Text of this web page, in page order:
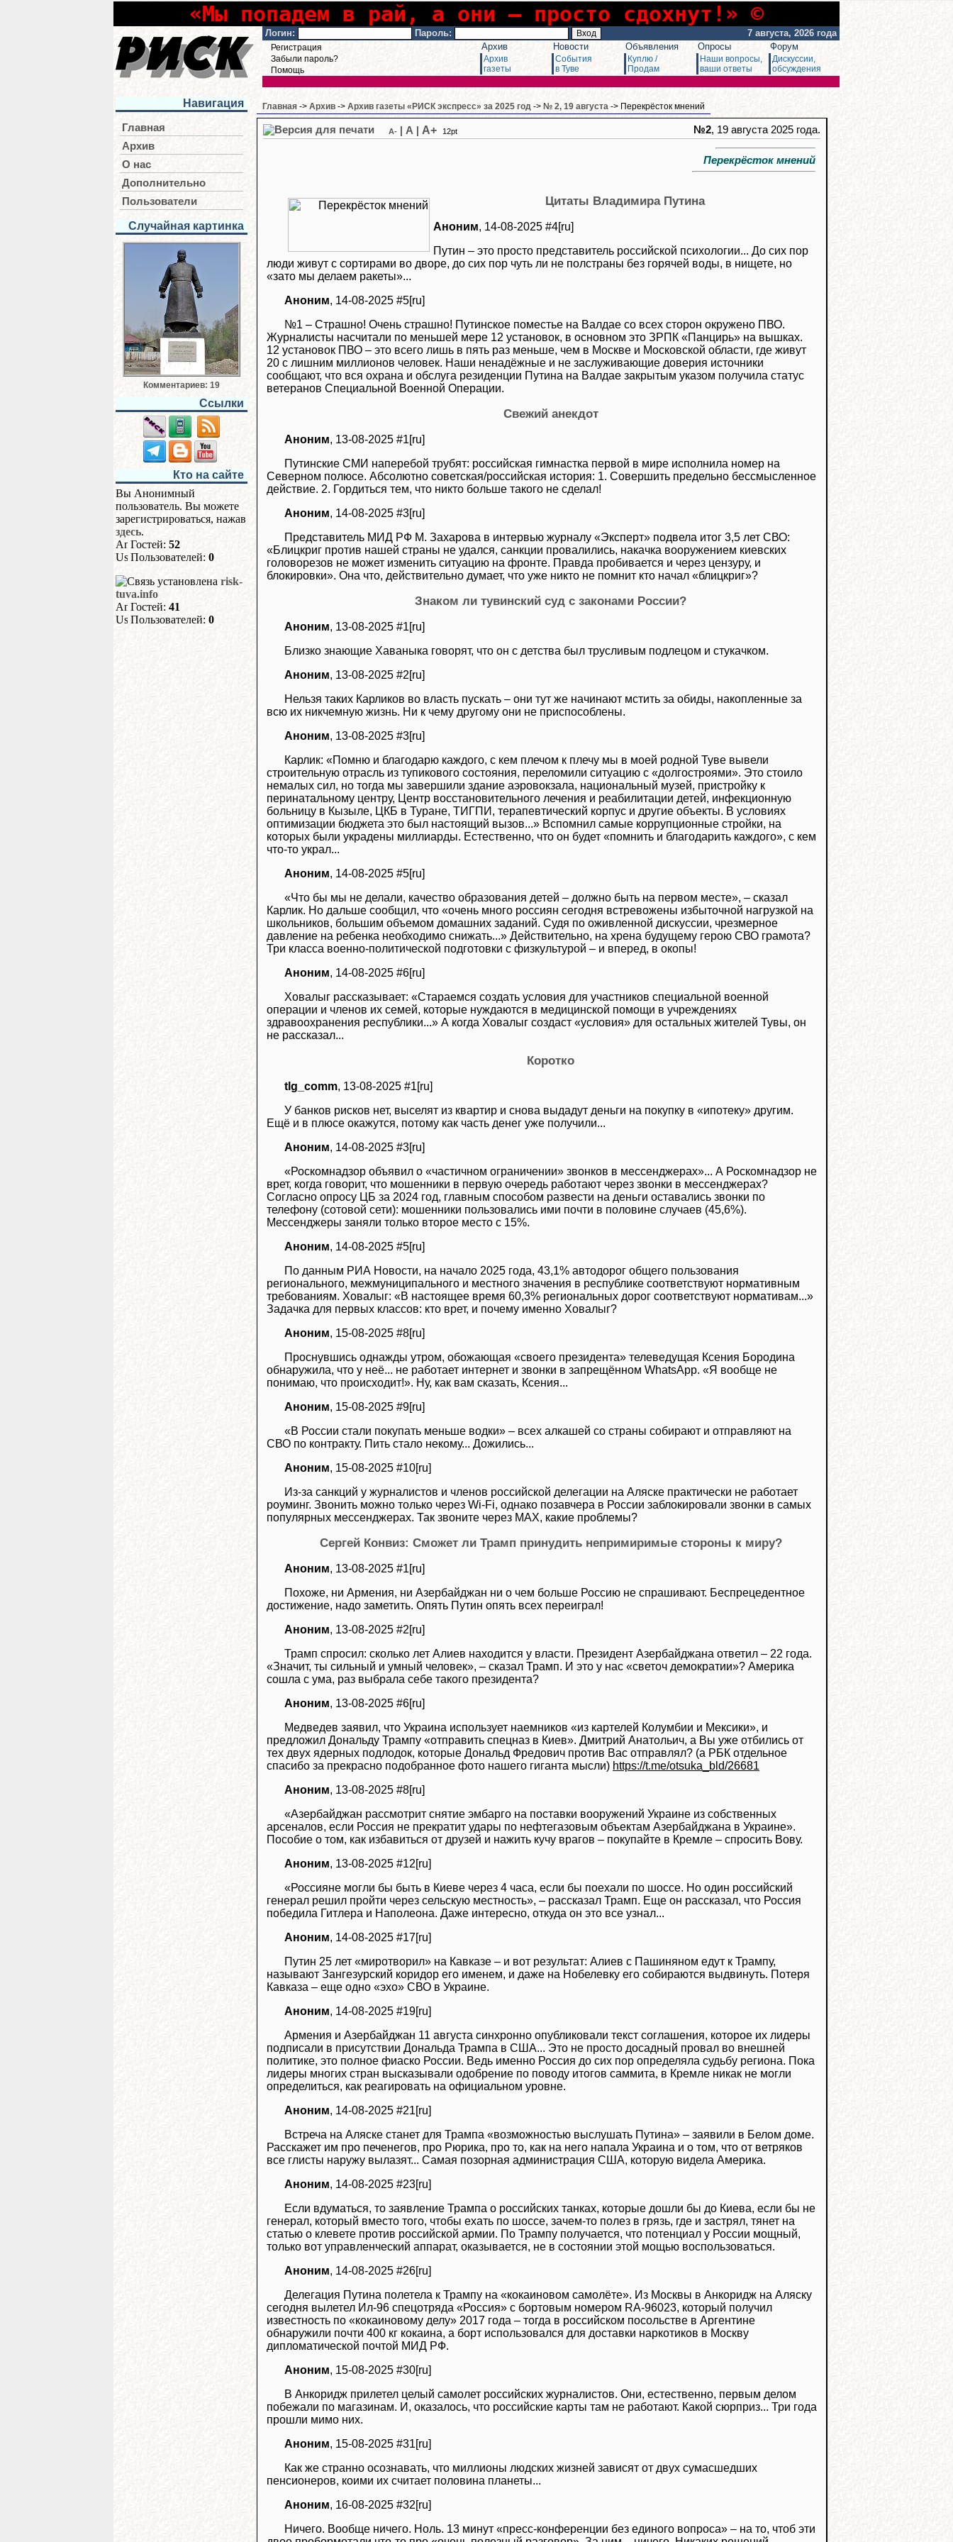
«Мы попадем в рай, а они – просто сдохнут!» ©
Логин: Пароль: 7 августа, 2026 года
Регистрация
Забыли пароль?
Помощь
Архив
Архив
газеты
Новости
События
в Туве
Объявления
Куплю /
Продам
Опросы
Наши вопросы,
ваши ответы
Форум
Дискуссии,
обсуждения
Навигация
Главная
Архив
О нас
Дополнительно
Пользователи
Случайная картинка
Комментариев: 19
Ссылки
Кто на сайте
Вы Анонимный
пользователь. Вы можете
зарегистрироваться, нажав
здесь.
Гостей: 52
Пользователей: 0
risk-
tuva.info
Гостей: 41
Пользователей: 0
Главная -> Архив -> Архив газеты «РИСК экспресс» за 2025 год -> № 2, 19 августа -> Перекрёсток мнений
A- A A+ 12pt №2, 19 августа 2025 года.
Перекрёсток мнений
Цитаты Владимира Путина
Аноним, 14-08-2025 #4[ru]
Путин – это просто представитель российской психологии... До сих пор
люди живут с сортирами во дворе, до сих пор чуть ли не полстраны без горячей воды, в нищете, но
«зато мы делаем ракеты»...
Аноним, 14-08-2025 #5[ru]
№1 – Страшно! Очень страшно! Путинское поместье на Валдае со всех сторон окружено ПВО.
Журналисты насчитали по меньшей мере 12 установок, в основном это ЗРПК «Панцирь» на вышках.
12 установок ПВО – это всего лишь в пять раз меньше, чем в Москве и Московской области, где живут
20 с лишним миллионов человек. Наши ненадёжные и не заслуживающие доверия источники
сообщают, что вся охрана и обслуга резиденции Путина на Валдае закрытым указом получила статус
ветеранов Специальной Военной Операции.
Свежий анекдот
Аноним, 13-08-2025 #1[ru]
Путинские СМИ наперебой трубят: российская гимнастка первой в мире исполнила номер на
Северном полюсе. Абсолютно советская/российская история: 1. Совершить предельно бессмысленное
действие. 2. Гордиться тем, что никто больше такого не сделал!
Аноним, 14-08-2025 #3[ru]
Представитель МИД РФ М. Захарова в интервью журналу «Эксперт» подвела итог 3,5 лет СВО:
«Блицкриг против нашей страны не удался, санкции провалились, накачка вооружением киевских
головорезов не может изменить ситуацию на фронте. Правда пробивается и через цензуру, и
блокировки». Она что, действительно думает, что уже никто не помнит кто начал «блицкриг»?
Знаком ли тувинский суд с законами России?
Аноним, 13-08-2025 #1[ru]
Близко знающие Хаваныка говорят, что он с детства был трусливым подлецом и стукачком.
Аноним, 13-08-2025 #2[ru]
Нельзя таких Карликов во власть пускать – они тут же начинают мстить за обиды, накопленные за
всю их никчемную жизнь. Ни к чему другому они не приспособлены.
Аноним, 13-08-2025 #3[ru]
Карлик: «Помню и благодарю каждого, с кем плечом к плечу мы в моей родной Туве вывели
строительную отрасль из тупикового состояния, переломили ситуацию с «долгостроями». Это стоило
немалых сил, но тогда мы завершили здание аэровокзала, национальный музей, пристройку к
перинатальному центру, Центр восстановительного лечения и реабилитации детей, инфекционную
больницу в Кызыле, ЦКБ в Туране, ТИГПИ, терапевтический корпус и другие объекты. В условиях
оптимизации бюджета это был настоящий вызов...» Вспомнил самые коррупционные стройки, на
которых были украдены миллиарды. Естественно, что он будет «помнить и благодарить каждого», с кем
что-то украл...
Аноним, 14-08-2025 #5[ru]
«Что бы мы не делали, качество образования детей – должно быть на первом месте», – сказал
Карлик. Но дальше сообщил, что «очень много россиян сегодня встревожены избыточной нагрузкой на
школьников, большим объемом домашних заданий. Судя по оживленной дискуссии, чрезмерное
давление на ребенка необходимо снижать...» Действительно, на хрена будущему герою СВО грамота?
Три класса военно-политической подготовки с физкультурой – и вперед, в окопы!
Аноним, 14-08-2025 #6[ru]
Ховалыг рассказывает: «Стараемся создать условия для участников специальной военной
операции и членов их семей, которые нуждаются в медицинской помощи в учреждениях
здравоохранения республики...» А когда Ховалыг создаст «условия» для остальных жителей Тувы, он
не рассказал...
Коротко
tlg_comm, 13-08-2025 #1[ru]
У банков рисков нет, выселят из квартир и снова выдадут деньги на покупку в «ипотеку» другим.
Ещё и в плюсе окажутся, потому как часть денег уже получили...
Аноним, 14-08-2025 #3[ru]
«Роскомнадзор объявил о «частичном ограничении» звонков в мессенджерах»... А Роскомнадзор не
врет, когда говорит, что мошенники в первую очередь работают через звонки в мессенджерах?
Согласно опросу ЦБ за 2024 год, главным способом развести на деньги оставались звонки по
телефону (сотовой сети): мошенники пользовались ими почти в половине случаев (45,6%).
Мессенджеры заняли только второе место с 15%.
Аноним, 14-08-2025 #5[ru]
По данным РИА Новости, на начало 2025 года, 43,1% автодорог общего пользования
регионального, межмуниципального и местного значения в республике соответствуют нормативным
требованиям. Ховалыг: «В настоящее время 60,3% региональных дорог соответствуют нормативам...»
Задачка для первых классов: кто врет, и почему именно Ховалыг?
Аноним, 15-08-2025 #8[ru]
Проснувшись однажды утром, обожающая «своего президента» телеведущая Ксения Бородина
обнаружила, что у неё... не работает интернет и звонки в запрещённом WhatsApp. «Я вообще не
понимаю, что происходит!». Ну, как вам сказать, Ксения...
Аноним, 15-08-2025 #9[ru]
«В России стали покупать меньше водки» – всех алкашей со страны собирают и отправляют на
СВО по контракту. Пить стало некому... Дожились...
Аноним, 15-08-2025 #10[ru]
Из-за санкций у журналистов и членов российской делегации на Аляске практически не работает
роуминг. Звонить можно только через Wi-Fi, однако позавчера в России заблокировали звонки в самых
популярных мессенджерах. Так звоните через МАХ, какие проблемы?
Сергей Конвиз: Сможет ли Трамп принудить непримиримые стороны к миру?
Аноним, 13-08-2025 #1[ru]
Похоже, ни Армения, ни Азербайджан ни о чем больше Россию не спрашивают. Беспрецедентное
достижение, надо заметить. Опять Путин опять всех переиграл!
Аноним, 13-08-2025 #2[ru]
Трамп спросил: сколько лет Алиев находится у власти. Президент Азербайджана ответил – 22 года.
«Значит, ты сильный и умный человек», – сказал Трамп. И это у нас «светоч демократии»? Америка
сошла с ума, раз выбрала себе такого президента?
Аноним, 13-08-2025 #6[ru]
Медведев заявил, что Украина использует наемников «из картелей Колумбии и Мексики», и
предложил Дональду Трампу «отправить спецназ в Киев». Дмитрий Анатольич, а Вы уже отбились от
тех двух ядерных подлодок, которые Дональд Фредович против Вас отправлял? (а РБК отдельное
спасибо за прекрасно подобранное фото нашего гиганта мысли) https://t.me/otsuka_bld/26681
Аноним, 13-08-2025 #8[ru]
«Азербайджан рассмотрит снятие эмбарго на поставки вооружений Украине из собственных
арсеналов, если Россия не прекратит удары по нефтегазовым объектам Азербайджана в Украине».
Пособие о том, как избавиться от друзей и нажить кучу врагов – покупайте в Кремле – спросить Вову.
Аноним, 13-08-2025 #12[ru]
«Россияне могли бы быть в Киеве через 4 часа, если бы поехали по шоссе. Но один российский
генерал решил пройти через сельскую местность», – рассказал Трамп. Еще он рассказал, что Россия
победила Гитлера и Наполеона. Даже интересно, откуда он это все узнал...
Аноним, 14-08-2025 #17[ru]
Путин 25 лет «миротворил» на Кавказе – и вот результат: Алиев с Пашиняном едут к Трампу,
называют Зангезурский коридор его именем, и даже на Нобелевку его собираются выдвинуть. Потеря
Кавказа – еще одно «эхо» СВО в Украине.
Аноним, 14-08-2025 #19[ru]
Армения и Азербайджан 11 августа синхронно опубликовали текст соглашения, которое их лидеры
подписали в присутствии Дональда Трампа в США... Это не просто досадный провал во внешней
политике, это полное фиаско России. Ведь именно Россия до сих пор определяла судьбу региона. Пока
лидеры многих стран высказывали одобрение по поводу итогов саммита, в Кремле никак не могли
определиться, как реагировать на официальном уровне.
Аноним, 14-08-2025 #21[ru]
Встреча на Аляске станет для Трампа «возможностью выслушать Путина» – заявили в Белом доме.
Расскажет им про печенегов, про Рюрика, про то, как на него напала Украина и о том, что от ветряков
все глисты наружу вылазят... Самая позорная администрация США, которую видела Америка.
Аноним, 14-08-2025 #23[ru]
Если вдуматься, то заявление Трампа о российских танках, которые дошли бы до Киева, если бы не
генерал, который вместо того, чтобы ехать по шоссе, зачем-то полез в грязь, где и застрял, тянет на
статью о клевете против российской армии. По Трампу получается, что потенциал у России мощный,
только вот управленческий аппарат, оказывается, не в состоянии этой мощью воспользоваться.
Аноним, 14-08-2025 #26[ru]
Делегация Путина полетела к Трампу на «кокаиновом самолёте». Из Москвы в Анкоридж на Аляску
сегодня вылетел Ил-96 спецотряда «Россия» с бортовым номером RA-96023, который получил
известность по «кокаиновому делу» 2017 года – тогда в российском посольстве в Аргентине
обнаружили почти 400 кг кокаина, а борт использовался для доставки наркотиков в Москву
дипломатической почтой МИД РФ.
Аноним, 15-08-2025 #30[ru]
В Анкоридж прилетел целый самолет российских журналистов. Они, естественно, первым делом
побежали по магазинам. И, оказалось, что российские карты там не работают. Какой сюрприз... Три года
прошли мимо них.
Аноним, 15-08-2025 #31[ru]
Как же странно осознавать, что миллионы людских жизней зависят от двух сумасшедших
пенсионеров, коими их считает половина планеты...
Аноним, 16-08-2025 #32[ru]
Ничего. Вообще ничего. Ноль. 13 минут «пресс-конференции без единого вопроса» – на то, чтоб эти